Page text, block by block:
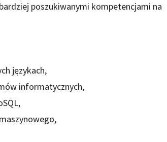
poszukiwanymi kompetencjami na
językach,
informatycznych,